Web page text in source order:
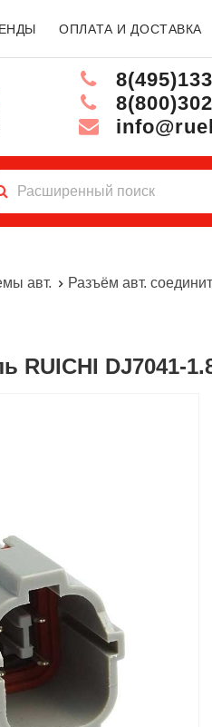
ОПЛАТА И ДОСТАВКА
авт. Разъём авт.
RUICHI DJ7041-